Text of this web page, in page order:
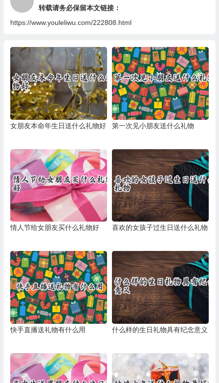
转载请务必保留本文链接：
https://www.youleliwu.com/222808.html
女朋友本命年生日送什么礼物好 第一次见小朋友送什么礼物
情人节给女朋友买什么礼物好 喜欢的女孩子过生日送什么礼物
快手直播送礼物有什么用 什么样的生日礼物具有纪念意义